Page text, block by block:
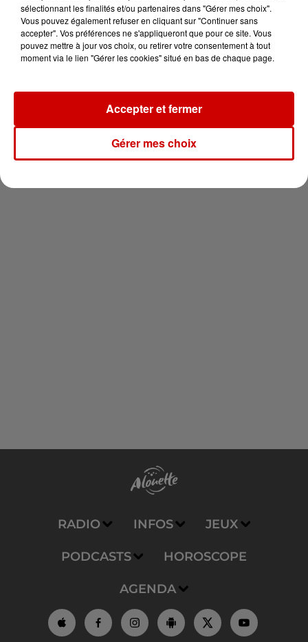
Destination Vacances - Gagnez
votre séjour en famille au cœur
de la...
Newsletter
RADIO INFOS JEUX
PODCASTS HOROSCOPE
AGENDA
sélectionnant les finalités et/ou partenaires dans "Gérer mes choix".
Vous pouvez également refuser en cliquant sur "Continuer sans
accepter". Vos préférences ne s'appliqueront que pour ce site. Vous
pouvez mettre à jour vos choix, ou retirer votre consentement à tout
moment via le lien "Gérer les cookies" situé en bas de chaque page.
Gérer mes choix
Accepter et fermer